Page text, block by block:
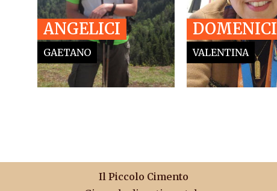
ANGELICI
GAETANO
DOMENICI
VALENTINA
Il Piccolo Cimento